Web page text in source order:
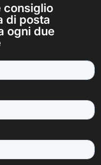
consiglio
di posta
ogni due